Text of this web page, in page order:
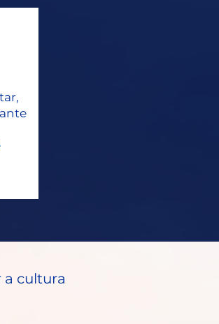
a cultura